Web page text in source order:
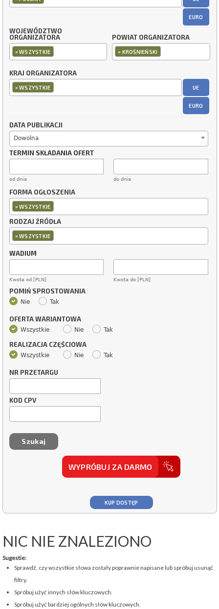
EURO
WOJEWÓDZTWO
ORGANIZATORA
×WSZYSTKIE
POWIAT ORGANIZATORA
× KROŚNIEŃSKI
KRAJ ORGANIZATORA
×WSZYSTKIE UE
EURO
DATA PUBLIKACJI
Dowolna
TERMIN SKŁADANIA OFERT
od dnia do dnia
FORMA OGŁOSZENIA
×WSZYSTKIE
RODZAJ ŹRÓDŁA
×WSZYSTKIE
WADIUM
Kwota od [PLN] Kwota do [PLN]
POMIŃ SPROSTOWANIA
Nie Tak
OFERTA WARIANTOWA
Wszystkie Nie Tak
REALIZACJA CZĘŚCIOWA
Wszystkie Nie Tak
NR PRZETARGU
KOD CPV
WYPRÓBUJ ZA DARMO
KUP DOSTĘP
NIC NIE ZNALEZIONO
Sugestie:
Sprawdź, czy wszystkie słowa zostały poprawnie napisane lub spróbuj usunąć
filtry.
Spróbuj użyć innych słów kluczowych.
Spróbuj użyć bardziej ogólnych słów kluczowych.